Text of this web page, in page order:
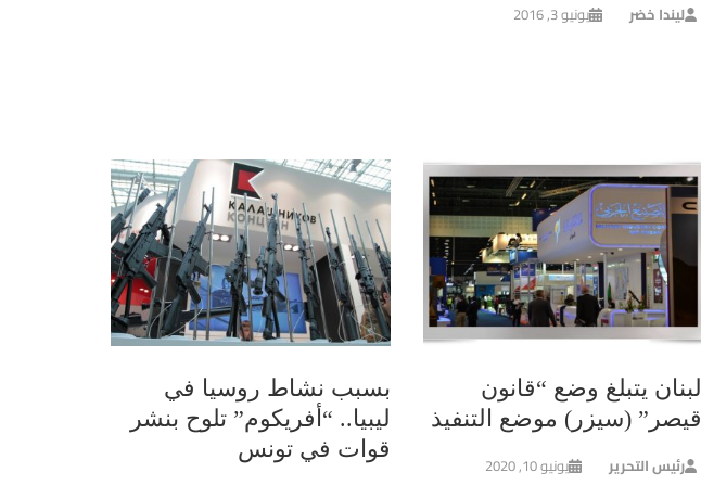
ليندا خضر يونيو 3, 2016
لبنان يتبلغ وضع “قانون
قيصر” (سيزر) موضع التنفيذ
رئيس التحرير يونيو 10, 2020
بسبب نشاط روسيا في
ليبيا.. “أفريكوم” تلوح بنشر
قوات في تونس